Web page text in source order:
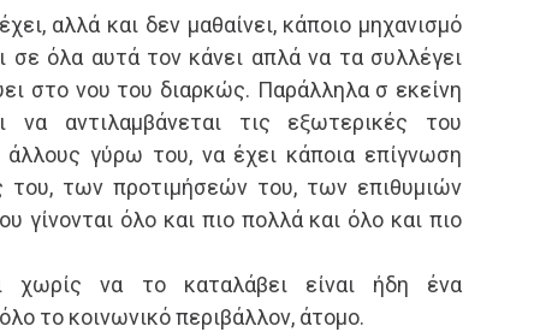
αλλά και δεν μαθαίνει, κάποιο μηχανισμό
σε όλα αυτά τον κάνει απλά να τα συλλέγει
στο νου του διαρκώς. Παράλληλα σ εκείνη
να αντιλαμβάνεται τις εξωτερικές του
γύρω του, να έχει κάποια επίγνωση
του, των προτιμήσεών του, των επιθυμιών
γίνονται όλο και πιο πολλά και όλο και πιο
χωρίς να το καταλάβει είναι ήδη ένα
το κοινωνικό περιβάλλον, άτομο.